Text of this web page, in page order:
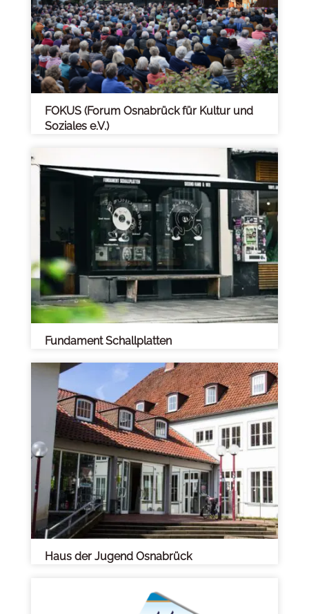
FOKUS (Forum Osnabrück für Kultur und
Soziales e.V.)
Fundament Schallplatten
Haus der Jugend Osnabrück